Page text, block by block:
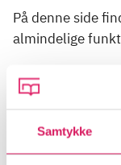
Samtykke
På denne side
almindelige
Søgning
Her er tips til